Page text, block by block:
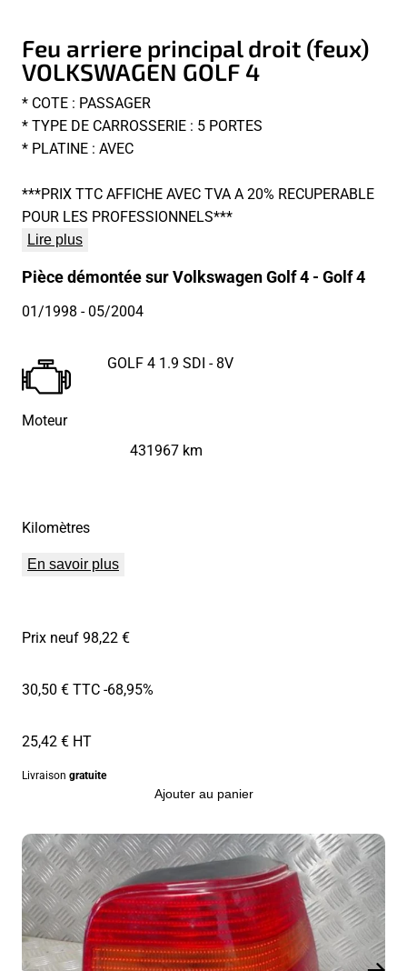
Feu arriere principal droit (feux)
VOLKSWAGEN GOLF 4
* COTE : PASSAGER
* TYPE DE CARROSSERIE : 5 PORTES
* PLATINE : AVEC
***PRIX TTC AFFICHE AVEC TVA A 20% RECUPERABLE
POUR LES PROFESSIONNELS***
Lire plus
Pièce démontée sur Volkswagen Golf 4 - Golf 4
01/1998- 05/2004
Moteur
GOLF 4 1.9 SDI - 8V
Kilomètres
431967 km
En savoir plus
Prix neuf 98,22 €
30,50 € TTC-68,95%
25,42 € HT
Livraison gratuite
Ajouter au panier